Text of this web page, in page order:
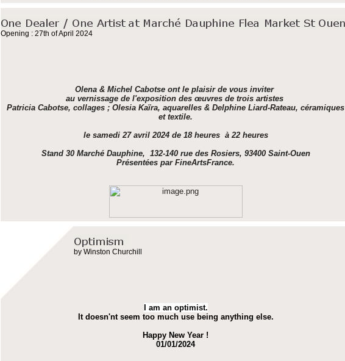
Opening : 27th of April 2024
Olena & Michel Cabotse ont le plaisir de vous inviter
au vernissage de l'exposition des œuvres de trois artistes
Patricia Cabotse, collages ; Olesia Kaïra, aquarelles & Delphine Liard-Rateau, céramiques
et textile.
le samedi 27 avril 2024 de 18 heures à 22 heures
Stand 30 Marché Dauphine, 132-140 rue des Rosiers, 93400 Saint-Ouen
Présentées par FineArtsFrance.
by Winston Churchill
I am an optimist.
It doesn'nt seem too much use being anything else.
Happy New Year !
01/01/2024